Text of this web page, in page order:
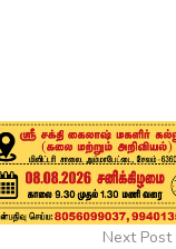
Next Post